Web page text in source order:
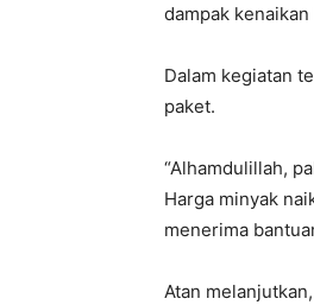
dampak
Dalam kegiatan
paket.
“Alhamdulillah,
Harga minyak
menerima
Atan